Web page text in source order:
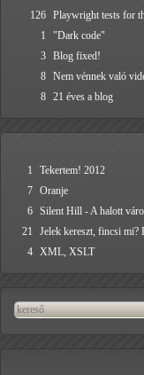
126 Playwright tests for
1
"Dark code"
3 Blog fixed!
8 Nem vénnek való
8 21 éves a blog
1
Tekertem! 2012
7 Oranje
6 Silent Hill - A halott
21
Jelek kereszt, fincsi mi?
4 XML, XSLT